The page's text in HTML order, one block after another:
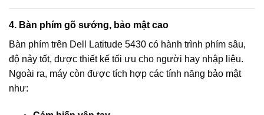
4. Bàn phím gõ sướng, bảo mật cao
Bàn phím trên Dell Latitude 5430 có hành trình phím sâu,
độ nảy tốt, được thiết kế tối ưu cho người hay nhập liệu.
Ngoài ra, máy còn được tích hợp các tính năng bảo mật
như: